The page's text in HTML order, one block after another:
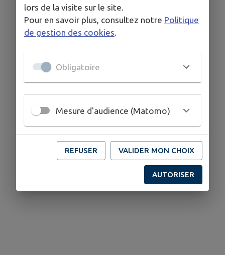
lors de la visite sur le site.
Pour en savoir plus, consultez notre Politique
de gestion des cookies.
Obligatoire
Mesure d'audience (Matomo)
REFUSER VALIDER MON CHOIX
AUTORISER